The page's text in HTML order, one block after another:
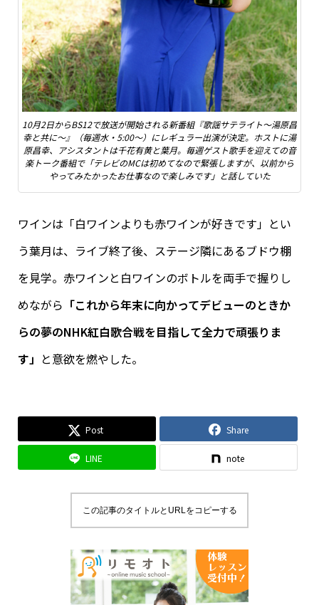
10月2日からBS12で放送が開始される新番組『歌謡サテライト～湯原昌
幸と共に～』（毎週水・5:00〜）にレギュラー出演が決定。ホストに湯
原昌幸、アシスタントは千花有黄と葉月。毎週ゲスト歌手を迎えての音
楽トーク番組で「テレビのMCは初めてなので緊張しますが、以前から
やってみたかったお仕事なので楽しみです」と話していた
ワインは「白ワインよりも赤ワインが好きです」とい
う葉月は、ライブ終了後、ステージ隣にあるブドウ棚
を見学。赤ワインと白ワインのボトルを両手で握りし
めながら 「これから年末に向かってデビューのときか
らの夢のNHK紅白歌合戦を目指して全力で頑張りま
す」 と意欲を燃やした。
Post Share
LINE note
この記事のタイトルとURLをコピーする